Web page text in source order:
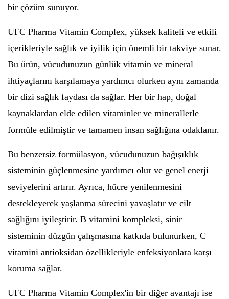
bir çözüm sunuyor.
UFC Pharma Vitamin Complex, yüksek kaliteli ve etkili
içerikleriyle sağlık ve iyilik için önemli bir takviye sunar.
Bu ürün, vücudunuzun günlük vitamin ve mineral
ihtiyaçlarını karşılamaya yardımcı olurken aynı zamanda
bir dizi sağlık faydası da sağlar. Her bir hap, doğal
kaynaklardan elde edilen vitaminler ve minerallerle
formüle edilmiştir ve tamamen insan sağlığına odaklanır.
Bu benzersiz formülasyon, vücudunuzun bağışıklık
sisteminin güçlenmesine yardımcı olur ve genel enerji
seviyelerini artırır. Ayrıca, hücre yenilenmesini
destekleyerek yaşlanma sürecini yavaşlatır ve cilt
sağlığını iyileştirir. B vitamini kompleksi, sinir
sisteminin düzgün çalışmasına katkıda bulunurken, C
vitamini antioksidan özellikleriyle enfeksiyonlara karşı
koruma sağlar.
UFC Pharma Vitamin Complex'in bir diğer avantajı ise